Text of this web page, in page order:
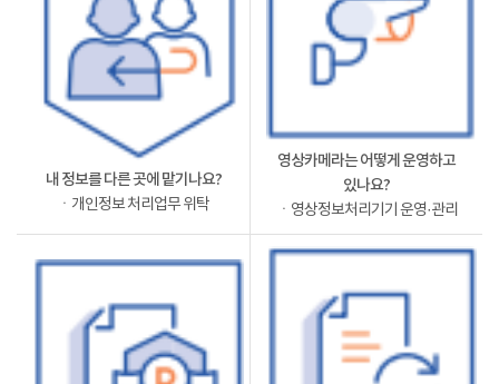
내 정보를 다른 곳에 맡기나요?
ㆍ개인정보 처리업무 위탁
영상카메라는 어떻게 운영하고
있나요?
ㆍ영상정보처리기기 운영·관리